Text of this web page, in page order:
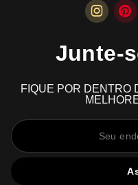
Junte-
FIQUE POR DENTRO